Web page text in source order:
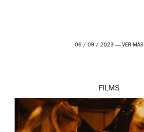
06 / 09 / 2023 — VER MÁS
FILMS